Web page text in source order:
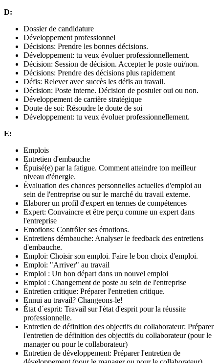
D:
Dossier de candidature
Développement professionnel
Décisions: Prendre les bonnes décisions.
Développement: tu veux évoluer professionnellement.
Décision: Session de décision. Accepter le poste oui/non.
Décisions: Prendre des décisions plus rapidement
Défis: Relever avec succès les défis au travail.
Décision: Poste interne. Décision de postuler oui ou non.
Développement de carrière stratégique
Doute de soi: Résoudre le doute de soi
Développement: tu veux évoluer professionnellement.
E:
Emplois
Entretien d'embauche
Épuisé(e) par la fatigue. Comment atteindre ton meilleur
niveau d'énergie.
Évaluation des chances personnelles actuelles d'emploi au
sein de l'entreprise ou sur le marché du travail externe.
Elaborer un profil d'expert en termes de compétences
Expert: Convaincre et être perçu comme un expert dans
l'entreprise
Emotions: Contrôler ses émotions.
Entretiens démbauche: Analyser le feedback des entretiens
d'embauche.
Emploi: Choisir son emploi. Faire le bon choix d'emploi.
Emploi: "Arriver" au travail
Emploi : Un bon départ dans un nouvel emploi
Emploi : Changement de poste au sein de l'entreprise
Entretien critique: Préparer l'entretien critique.
Ennui au travail? Changeons-le!
État d´esprit: Travail sur l'état d'esprit pour la réussite
professionnelle.
Entretien de définition des objectifs du collaborateur: Préparer
l'entretien de définition des objectifs du collaborateur (pour le
manager ou pour le collaborateur)
Entretien de développement: Préparer l'entretien de